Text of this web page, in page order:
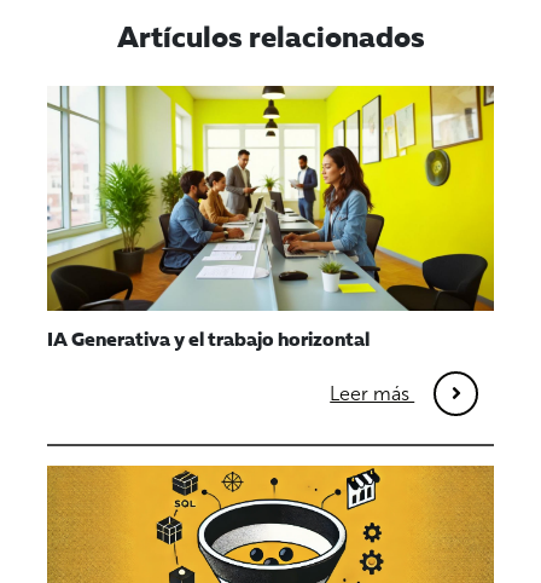
Artículos relacionados
IA Generativa y el trabajo horizontal
Leer más